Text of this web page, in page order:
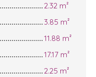
2.32 m²
3.85 m²
11.88 m²
17.17 m²
2.25 m²